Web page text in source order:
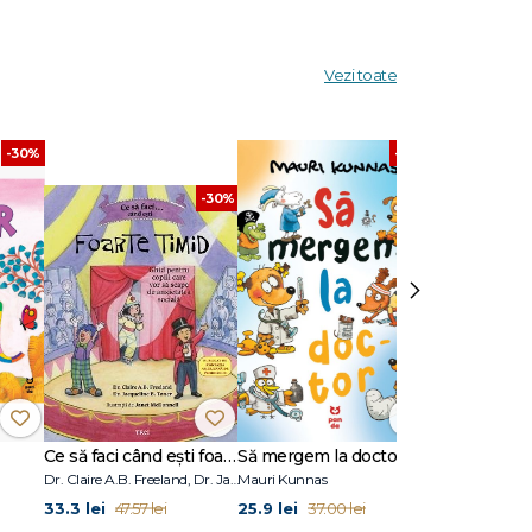
,
Vezi toate
-30%
-30%
Ce să faci când ești foarte timid. Ghid pentru copiii care vor să scape de anxietatea socială
Dr. Claire A.B. Freeland, Dr. Jacqueline B. Toner
33.3 lei 47.57 lei
-30%
Să mergem la doctor
Mauri Kunnas
25.9 lei 37.00 lei
›